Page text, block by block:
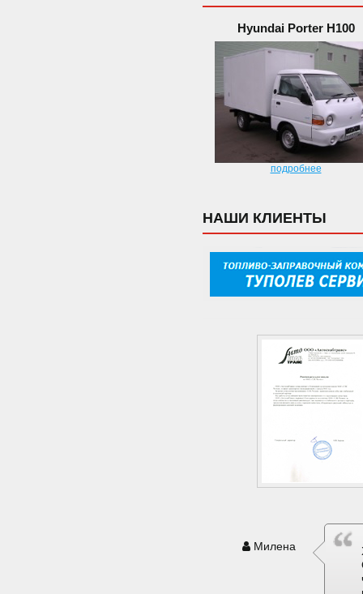
Hyundai Porter H100
подробнее
НАШИ КЛИЕНТЫ
Милена